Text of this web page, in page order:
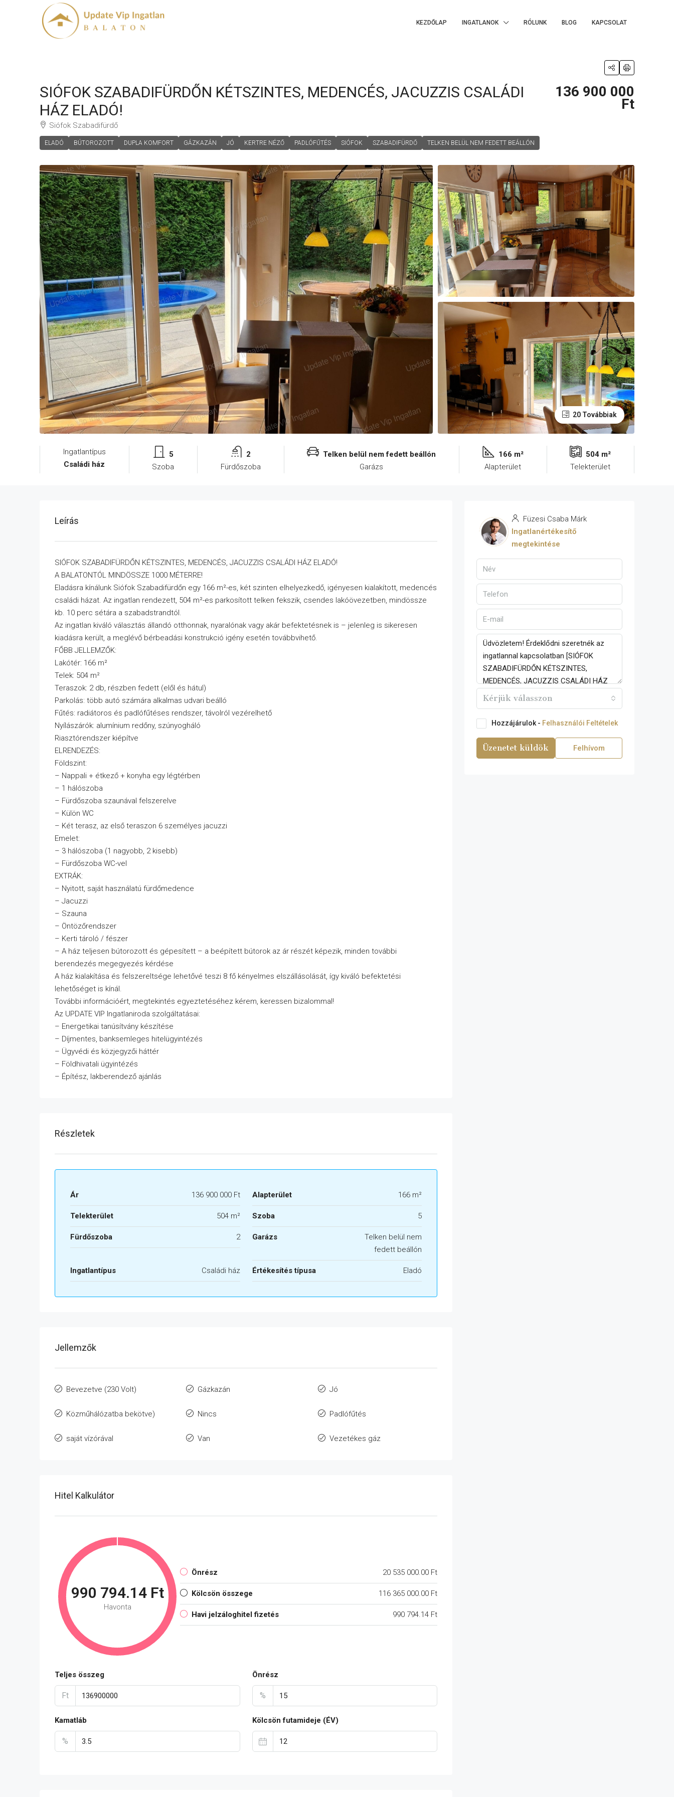
KEZDŐLAP INGATLANOK RÓLUNK BLOG KAPCSOLAT
SIÓFOK SZABADIFÜRDŐN KÉTSZINTES, MEDENCÉS, JACUZZIS CSALÁDI
HÁZ ELADÓ!
Siófok Szabadifürdő
ELADÓ BÚTOROZOTT DUPLA KOMFORT GÁZKAZÁN JÓ KERTRE NÉZŐ PADLÓFŰTÉS SIÓFOK SZABADIFÜRDŐ TELKEN BELÜL NEM FEDETT BEÁLLÓN
136 900 000
Ft
20 Továbbiak
Ingatlantípus
Családi ház
5
Szoba
2
Fürdőszoba
Telken belül nem fedett beállón
Garázs
166 m²
Alapterület
504 m²
Telekterület
Leírás
SIÓFOK SZABADIFÜRDŐN KÉTSZINTES, MEDENCÉS, JACUZZIS CSALÁDI HÁZ ELADÓ!
A BALATONTÓL MINDÖSSZE 1000 MÉTERRE!
Eladásra kínálunk Siófok Szabadifürdőn egy 166 m²-es, két szinten elhelyezkedő, igényesen kialakított, medencés
családi házat. Az ingatlan rendezett, 504 m²-es parkosított telken fekszik, csendes lakóövezetben, mindössze
kb. 10 perc sétára a szabadstrandtól.
Az ingatlan kiváló választás állandó otthonnak, nyaralónak vagy akár befektetésnek is – jelenleg is sikeresen
kiadásra került, a meglévő bérbeadási konstrukció igény esetén továbbvihető.
FŐBB JELLEMZŐK:
Lakótér: 166 m²
Telek: 504 m²
Teraszok: 2 db, részben fedett (elől és hátul)
Parkolás: több autó számára alkalmas udvari beálló
Fűtés: radiátoros és padlófűtéses rendszer, távolról vezérelhető
Nyílászárók: alumínium redőny, szúnyogháló
Riasztórendszer kiépítve
ELRENDEZÉS:
Földszint:
– Nappali + étkező + konyha egy légtérben
– 1 hálószoba
– Fürdőszoba szaunával felszerelve
– Külön WC
– Két terasz, az első teraszon 6 személyes jacuzzi
Emelet:
– 3 hálószoba (1 nagyobb, 2 kisebb)
– Fürdőszoba WC-vel
EXTRÁK:
– Nyitott, saját használatú fürdőmedence
– Jacuzzi
– Szauna
– Öntözőrendszer
– Kerti tároló / fészer
– A ház teljesen bútorozott és gépesített – a beépített bútorok az ár részét képezik, minden további
berendezés megegyezés kérdése
A ház kialakítása és felszereltsége lehetővé teszi 8 fő kényelmes elszállásolását, így kiváló befektetési
lehetőséget is kínál.
További információért, megtekintés egyeztetéséhez kérem, keressen bizalommal!
Az UPDATE VIP Ingatlaniroda szolgáltatásai:
– Energetikai tanúsítvány készítése
– Díjmentes, banksemleges hitelügyintézés
– Ügyvédi és közjegyzői háttér
– Földhivatali ügyintézés
– Építész, lakberendező ajánlás
Részletek
Ár 136 900 000 Ft Alapterület 166 m²
Telekterület 504 m² Szoba 5
Fürdőszoba 2 Garázs
Telken belül nem
fedett beállón
Ingatlantípus Családi ház Értékesítés típusa Eladó
Jellemzők
Bevezetve (230 Volt) Gázkazán Jó
Közműhálózatba bekötve) Nincs Padlófűtés
saját vízórával Van Vezetékes gáz
Hitel Kalkulátor
990 794.14 Ft
Havonta
Önrész 20 535 000.00 Ft
Kölcsön összege 116 365 000.00 Ft
Havi jelzáloghitel fizetés 990 794.14 Ft
Teljes összeg
Ft
Önrész
%
Kamatláb
%
Kölcsön futamideje (ÉV)
Füzesi Csaba Márk
Ingatlanértékesítő
megtekintése
Kérjük válasszon
Hozzájárulok - Felhasználói Feltételek
Üzenetet küldök Felhívom